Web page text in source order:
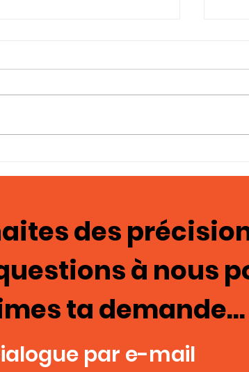
des
à nous
ta demande...
par e-mail